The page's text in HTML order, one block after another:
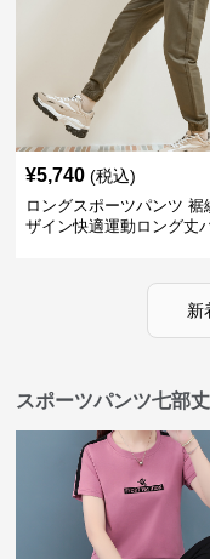
¥5,740 (税込)
ロングスポーツパンツ 裾
ザイン快適運動ロング丈
新
スポーツパンツ七部